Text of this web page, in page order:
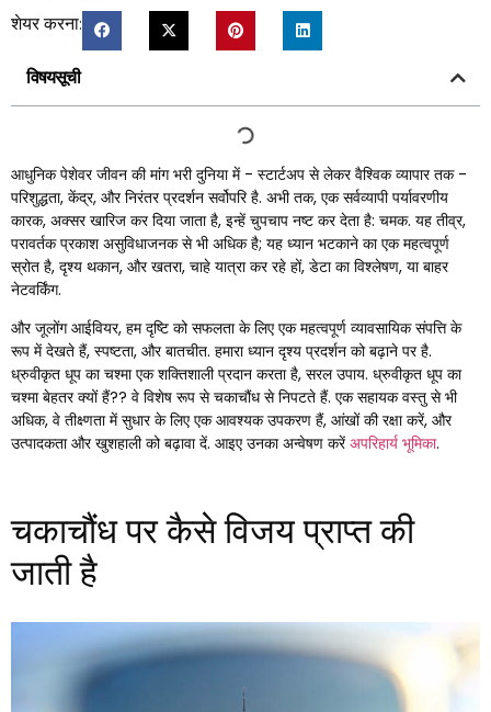
शेयर करना:
विषयसूची
आधुनिक पेशेवर जीवन की मांग भरी दुनिया में - स्टार्टअप से लेकर वैश्विक व्यापार तक -
परिशुद्धता, केंद्र, और निरंतर प्रदर्शन सर्वोपरि है. अभी तक, एक सर्वव्यापी पर्यावरणीय
कारक, अक्सर खारिज कर दिया जाता है, इन्हें चुपचाप नष्ट कर देता है: चमक. यह तीव्र,
परावर्तक प्रकाश असुविधाजनक से भी अधिक है; यह ध्यान भटकाने का एक महत्वपूर्ण
स्रोत है, दृश्य थकान, और खतरा, चाहे यात्रा कर रहे हों, डेटा का विश्लेषण, या बाहर
नेटवर्किंग.
और जूलोंग आईवियर, हम दृष्टि को सफलता के लिए एक महत्वपूर्ण व्यावसायिक संपत्ति के
रूप में देखते हैं, स्पष्टता, और बातचीत. हमारा ध्यान दृश्य प्रदर्शन को बढ़ाने पर है.
ध्रुवीकृत धूप का चश्मा एक शक्तिशाली प्रदान करता है, सरल उपाय. ध्रुवीकृत धूप का
चश्मा बेहतर क्यों हैं?? वे विशेष रूप से चकाचौंध से निपटते हैं. एक सहायक वस्तु से भी
अधिक, वे तीक्ष्णता में सुधार के लिए एक आवश्यक उपकरण हैं, आंखों की रक्षा करें, और
उत्पादकता और खुशहाली को बढ़ावा दें. आइए उनका अन्वेषण करेंअपरिहार्य भूमिका.
चकाचौंध पर कैसे विजय प्राप्त की
जाती है